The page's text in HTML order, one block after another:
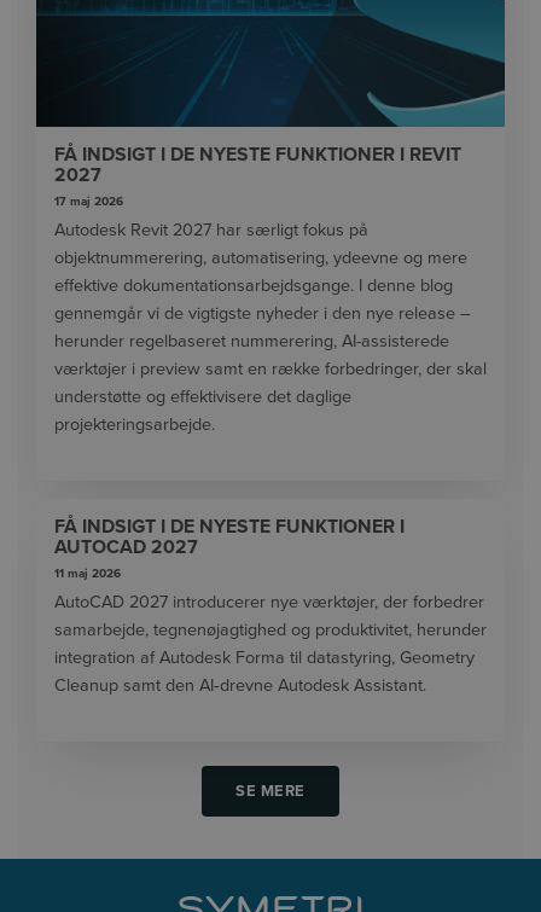
FÅ INDSIGT I DE NYESTE FUNKTIONER I REVIT
2027
17 maj 2026
Autodesk Revit 2027 har særligt fokus på
objektnummerering, automatisering, ydeevne og mere
effektive dokumentationsarbejdsgange. I denne blog
gennemgår vi de vigtigste nyheder i den nye release –
herunder regelbaseret nummerering, AI-assisterede
værktøjer i preview samt en række forbedringer, der skal
understøtte og effektivisere det daglige
projekteringsarbejde.
FÅ INDSIGT I DE NYESTE FUNKTIONER I
AUTOCAD 2027
11 maj 2026
AutoCAD 2027 introducerer nye værktøjer, der forbedrer
samarbejde, tegnenøjagtighed og produktivitet, herunder
integration af Autodesk Forma til datastyring, Geometry
Cleanup samt den AI‑drevne Autodesk Assistant.
SE MERE